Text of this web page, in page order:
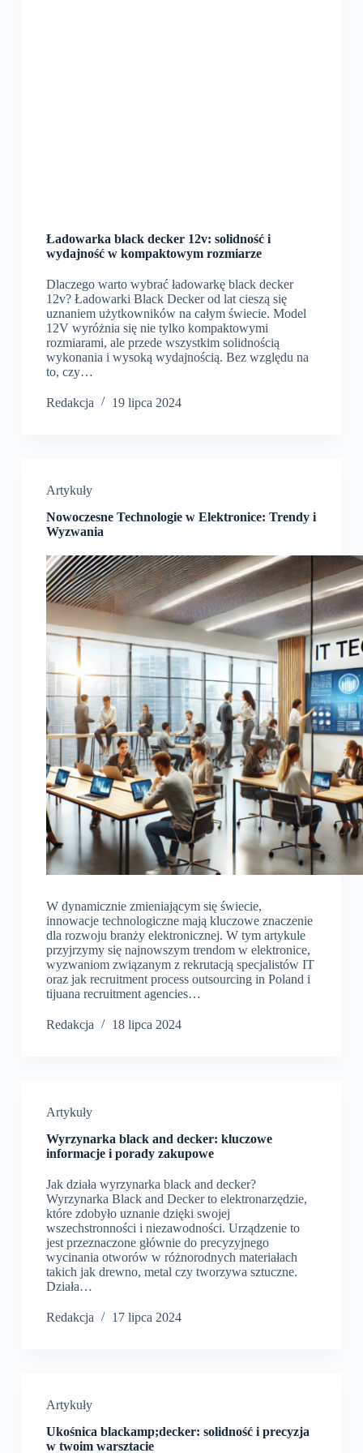
Ładowarka black decker 12v: solidność i
wydajność w kompaktowym rozmiarze
Dlaczego warto wybrać ładowarkę black decker
12v? Ładowarki Black Decker od lat cieszą się
uznaniem użytkowników na całym świecie. Model
12V wyróżnia się nie tylko kompaktowymi
rozmiarami, ale przede wszystkim solidnością
wykonania i wysoką wydajnością. Bez względu na
to, czy…
Redakcja 19 lipca 2024
Artykuły
Nowoczesne Technologie w Elektronice: Trendy i
Wyzwania
W dynamicznie zmieniającym się świecie,
innowacje technologiczne mają kluczowe znaczenie
dla rozwoju branży elektronicznej. W tym artykule
przyjrzymy się najnowszym trendom w elektronice,
wyzwaniom związanym z rekrutacją specjalistów IT
oraz jak recruitment process outsourcing in Poland i
tijuana recruitment agencies…
Redakcja 18 lipca 2024
Artykuły
Wyrzynarka black and decker: kluczowe
informacje i porady zakupowe
Jak działa wyrzynarka black and decker?
Wyrzynarka Black and Decker to elektronarzędzie,
które zdobyło uznanie dzięki swojej
wszechstronności i niezawodności. Urządzenie to
jest przeznaczone głównie do precyzyjnego
wycinania otworów w różnorodnych materiałach
takich jak drewno, metal czy tworzywa sztuczne.
Działa…
Redakcja 17 lipca 2024
Artykuły
Ukośnica blackamp;decker: solidność i precyzja
w twoim warsztacie